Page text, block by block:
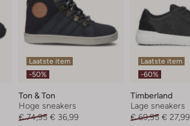
Laatste item
-50%
Ton & Ton
Hoge sneakers
€ 74,95 € 36,99
Laatste item
-60%
Timberland
Lage sneakers
€ 69,95 € 27,99